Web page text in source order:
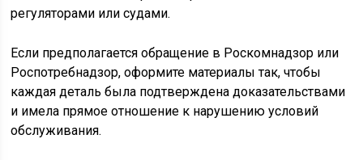
регуляторами или судами.
Если предполагается обращение в Роскомнадзор или
Роспотребнадзор, оформите материалы так, чтобы
каждая деталь была подтверждена доказательствами
и имела прямое отношение к нарушению условий
обслуживания.